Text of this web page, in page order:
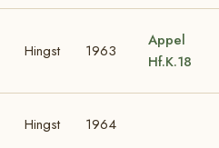
Hingst 1963
Appel
Hf.K.18
Hingst 1964